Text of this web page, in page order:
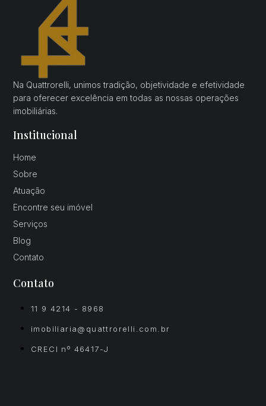
Na Quattrorelli, unimos tradição, objetividade e efetividade
para oferecer excelência em todas as nossas operações
imobiliárias.
Institucional
Home
Sobre
Atuação
Encontre seu imóvel
Serviços
Blog
Contato
Contato
11 9 4214 - 8968
imobiliaria@quattrorelli.com.br
CRECI nº 46417-J